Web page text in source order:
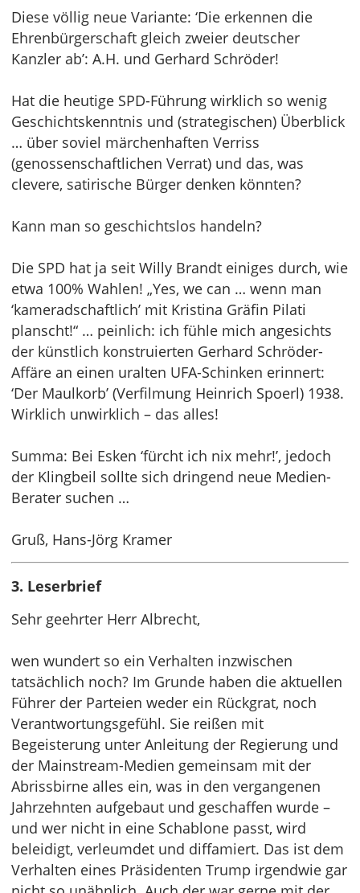
Diese völlig neue Variante: ‘Die erkennen die
Ehrenbürgerschaft gleich zweier deutscher
Kanzler ab’: A.H. und Gerhard Schröder!
Hat die heutige SPD-Führung wirklich so wenig
Geschichtskenntnis und (strategischen) Überblick
… über soviel märchenhaften Verriss
(genossenschaftlichen Verrat) und das, was
clevere, satirische Bürger denken könnten?
Kann man so geschichtslos handeln?
Die SPD hat ja seit Willy Brandt einiges durch, wie
etwa 100% Wahlen! „Yes, we can … wenn man
‘kameradschaftlich’ mit Kristina Gräfin Pilati
planscht!“ … peinlich: ich fühle mich angesichts
der künstlich konstruierten Gerhard Schröder-
Affäre an einen uralten UFA-Schinken erinnert:
‘Der Maulkorb’ (Verfilmung Heinrich Spoerl) 1938.
Wirklich unwirklich – das alles!
Summa: Bei Esken ‘fürcht ich nix mehr!’, jedoch
der Klingbeil sollte sich dringend neue Medien-
Berater suchen …
Gruß, Hans-Jörg Kramer
3. Leserbrief
Sehr geehrter Herr Albrecht,
wen wundert so ein Verhalten inzwischen
tatsächlich noch? Im Grunde haben die aktuellen
Führer der Parteien weder ein Rückgrat, noch
Verantwortungsgefühl. Sie reißen mit
Begeisterung unter Anleitung der Regierung und
der Mainstream-Medien gemeinsam mit der
Abrissbirne alles ein, was in den vergangenen
Jahrzehnten aufgebaut und geschaffen wurde –
und wer nicht in eine Schablone passt, wird
beleidigt, verleumdet und diffamiert. Das ist dem
Verhalten eines Präsidenten Trump irgendwie gar